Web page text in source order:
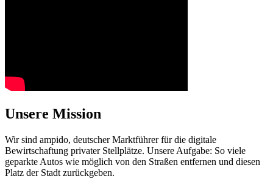
Unsere Mission
Wir sind ampido, deutscher Marktführer für die digitale
Bewirtschaftung privater Stellplätze. Unsere Aufgabe: So viele
geparkte Autos wie möglich von den Straßen entfernen und diesen
Platz der Stadt zurückgeben.